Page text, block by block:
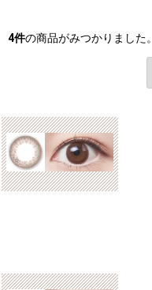
4件の商品がみつかりました。